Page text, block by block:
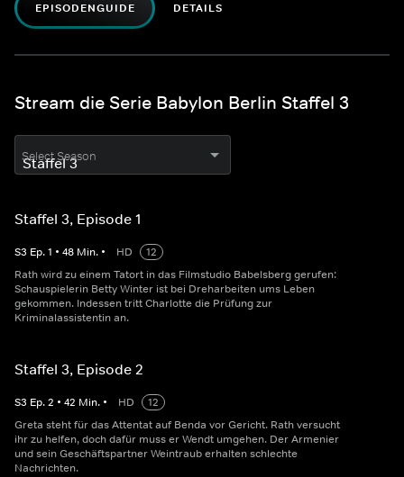
EPISODENGUIDE DETAILS
Stream die Serie Babylon Berlin Staffel 3
Select Season
Staffel 3, Episode 1
S3 Ep.1 • 48 Min. • HD
12
Rath wird zu einem Tatort in das Filmstudio Babelsberg gerufen:
Schauspielerin Betty Winter ist bei Dreharbeiten ums Leben
gekommen. Indessen tritt Charlotte die Prüfung zur
Kriminalassistentin an.
Staffel 3, Episode 2
S3 Ep.2 • 42 Min. • HD
12
Greta steht für das Attentat auf Benda vor Gericht. Rath versucht
ihr zu helfen, doch dafür muss er Wendt umgehen. Der Armenier
und sein Geschäftspartner Weintraub erhalten schlechte
Nachrichten.